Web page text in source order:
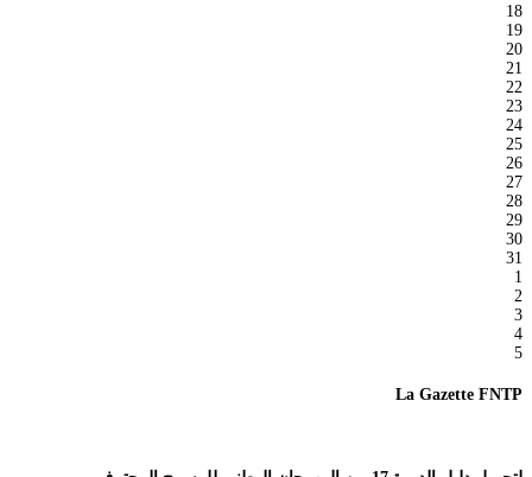
18
19
20
21
22
23
24
25
26
27
28
29
30
31
1
2
3
4
5
La Gazette FNTP